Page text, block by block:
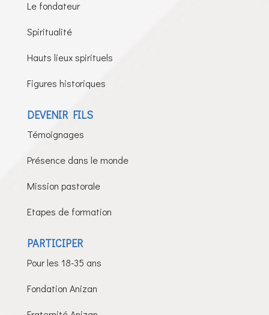
Le fondateur
Spiritualité
Hauts lieux spirituels
Figures historiques
DEVENIR FILS
Témoignages
Présence dans le monde
Mission pastorale
Etapes de formation
PARTICIPER
Pour les 18-35 ans
Fondation Anizan